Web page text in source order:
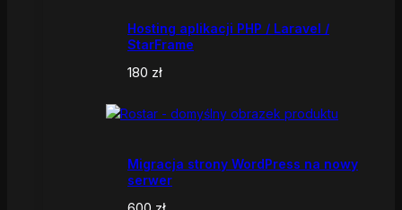
Hosting aplikacji PHP / Laravel /
StarFrame
180 zł
Migracja strony WordPress na nowy
serwer